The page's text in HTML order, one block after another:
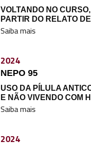
VOLTANDO NO
PARTIR DO RELATO
Saiba mais
2024
NEPO 95
USO DA PÍLULA
E NÃO VIVENDO COM
Saiba mais
2024